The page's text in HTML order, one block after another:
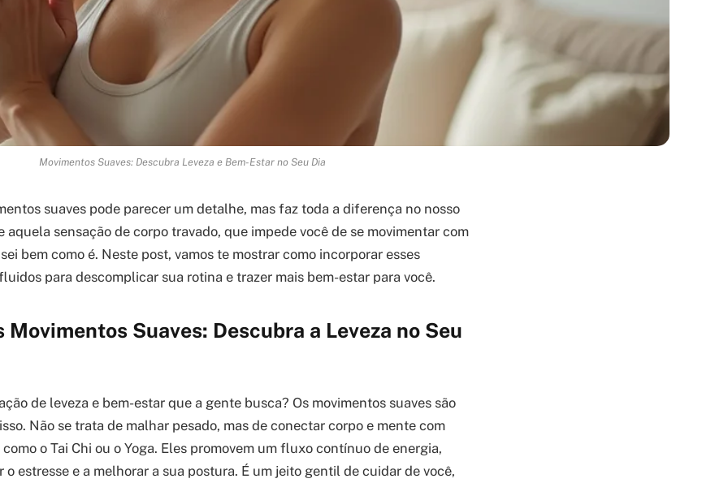
Movimentos Suaves: Descubra Leveza e Bem-Estar no Seu Dia
suaves pode parecer um detalhe, mas faz toda a diferença no nosso
aquela sensação de corpo travado, que impede você de se movimentar com
bem como é. Neste post, vamos te mostrar como incorporar esses
para descomplicar sua rotina e trazer mais bem-estar para você.
Movimentos Suaves: Descubra a Leveza no Seu
de leveza e bem-estar que a gente busca? Os movimentos suaves são
Não se trata de malhar pesado, mas de conectar corpo e mente com
o Tai Chi ou o Yoga. Eles promovem um fluxo contínuo de energia,
o estresse e a melhorar a sua postura. É um jeito gentil de cuidar de você,